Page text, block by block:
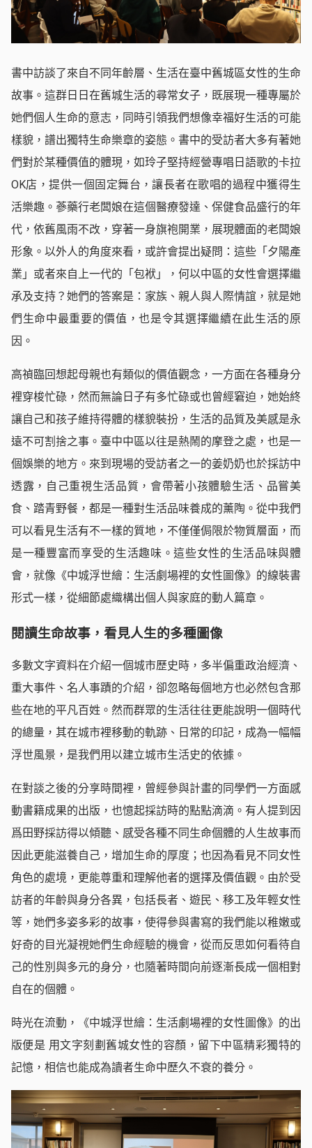
書中訪談了來自不同年齡層、生活在臺中舊城區女性的生命
故事。這群日日在舊城生活的尋常女子，既展現一種專屬於
她們個人生命的意志，同時引領我們想像幸福好生活的可能
樣貌，譜出獨特生命樂章的姿態。書中的受訪者大多有著她
們對於某種價值的體現，如玲子堅持經營專唱日語歌的卡拉
OK店，提供一個固定舞台，讓長者在歌唱的過程中獲得生
活樂趣。蔘藥行老闆娘在這個醫療發達、保健食品盛行的年
代，依舊風雨不改，穿著一身旗袍開業，展現體面的老闆娘
形象。以外人的角度來看，或許會提出疑問：這些「夕陽產
業」或者來自上一代的「包袱」，何以中區的女性會選擇繼
承及支持？她們的答案是：家族、親人與人際情誼，就是她
們生命中最重要的價值，也是令其選擇繼續在此生活的原
因。
高禎臨回想起母親也有類似的價值觀念，一方面在各種身分
裡穿梭忙碌，然而無論日子有多忙碌或也曾經窘迫，她始終
讓自己和孩子維持得體的樣貌裝扮，生活的品質及美感是永
遠不可割捨之事。臺中中區以往是熱鬧的摩登之處，也是一
個娛樂的地方。來到現場的受訪者之一的姜奶奶也於採訪中
透露，自己重視生活品質，會帶著小孩體驗生活、品嘗美
食、踏青野餐，都是一種對生活品味養成的薰陶。從中我們
可以看見生活有不一樣的質地，不僅僅侷限於物質層面，而
是一種豐富而享受的生活趣味。這些女性的生活品味與體
會，就像《中城浮世繪：生活劇場裡的女性圖像》的線裝書
形式一樣，從細節處織構出個人與家庭的動人篇章。
閱讀生命故事，看見人生的多種圖像
多數文字資料在介紹一個城市歷史時，多半偏重政治經濟、
重大事件、名人事蹟的介紹，卻忽略每個地方也必然包含那
些在地的平凡百姓。然而群眾的生活往往更能說明一個時代
的總量，其在城市裡移動的軌跡、日常的印記，成為一幅幅
浮世風景，是我們用以建立城市生活史的依據。
在對談之後的分享時間裡，曾經參與計畫的同學們一方面感
動書籍成果的出版，也憶起採訪時的點點滴滴。有人提到因
爲田野採訪得以傾聽、感受各種不同生命個體的人生故事而
因此更能滋養自己，增加生命的厚度；也因為看見不同女性
角色的處境，更能尊重和理解他者的選擇及價值觀。由於受
訪者的年齡與身分各異，包括長者、遊民、移工及年輕女性
等，她們多姿多彩的故事，使得參與書寫的我們能以稚嫩或
好奇的目光凝視她們生命經驗的機會，從而反思如何看待自
己的性別與多元的身分，也隨著時間向前逐漸長成一個相對
自在的個體。
時光在流動，《中城浮世繪：生活劇場裡的女性圖像》的出
版便是 用文字刻劃舊城女性的容顏，留下中區精彩獨特的
記憶，相信也能成為讀者生命中歷久不衰的養分。